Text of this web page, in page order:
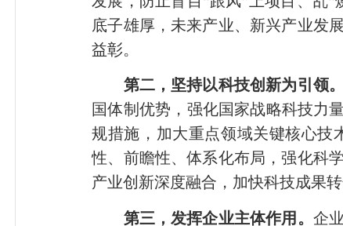
底子雄厚，未来产业、新兴产业发
益彰。
第二，坚持以科技创新为引领
国体制优势，强化国家战略科技力
规措施，加大重点领域关键核心技
性、前瞻性、体系化布局，强化科
产业创新深度融合，加快科技成果
第三，发挥企业主体作用。 企